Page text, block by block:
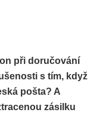
při doručování
s tím, když
pošta? A
zásilku